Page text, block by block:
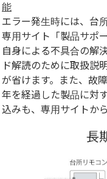
能
エラー発生時には、台
専用サイト「製品サポ
自身による不具合の解
ド解読のために取扱説
が省けます。また、故
年を経過した製品に対
込みも、専用サイトか